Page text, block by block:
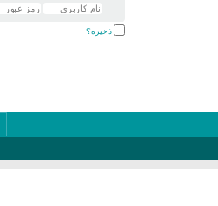
ذخیره؟